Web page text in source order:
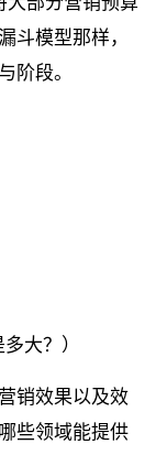
斗模型那样，
阶段。
大？）
销效果以及效
些领域能提供